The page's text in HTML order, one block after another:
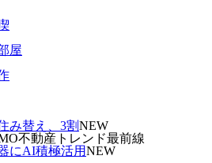
屋
み替え、3割NEW
不動産トレンド最前線
にAI積極活用NEW